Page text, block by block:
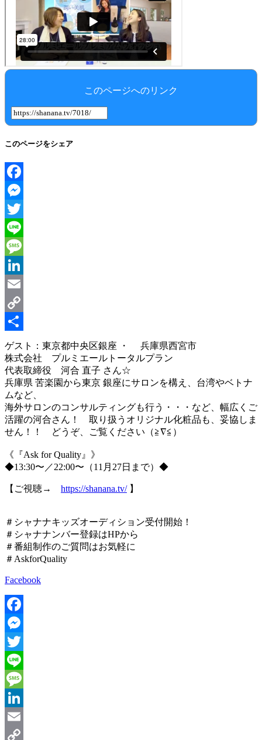
このページへのリンク
このページをシェア
Facebook
Messenger
Twitter
Line
Message
LinkedIn
Email
Copy
Link
共
有
ゲスト：東京都中央区銀座 ・ 兵庫県西宮市
株式会社 プルミエールトータルプラン
代表取締役 河合 直子 さん☆
兵庫県 苦楽園から東京 銀座にサロンを構え、台湾やベトナ
ムなど、
海外サロンのコンサルティングも行う・・・など、幅広くご
活躍の河合さん！ 取り扱うオリジナル化粧品も、妥協しま
せん！！ どうぞ、ご覧ください（≧∇≦）
《『Ask for Quality』》
◆13:30〜／22:00〜（11月27日まで）◆
【ご視聴→ https://shanana.tv/】
＃シャナナキッズオーディション受付開始！
＃シャナナンバー登録はHPから
＃番組制作のご質問はお気軽に
＃AskforQuality
Facebook